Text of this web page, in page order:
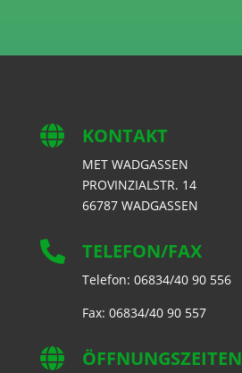
 KONTAKT
MET WADGASSEN
PROVINZIALSTR. 14
66787 WADGASSEN
 TELEFON/FAX
Telefon: 06834/40 90 556
Fax: 06834/40 90 557
 ÖFFNUNGSZEITEN